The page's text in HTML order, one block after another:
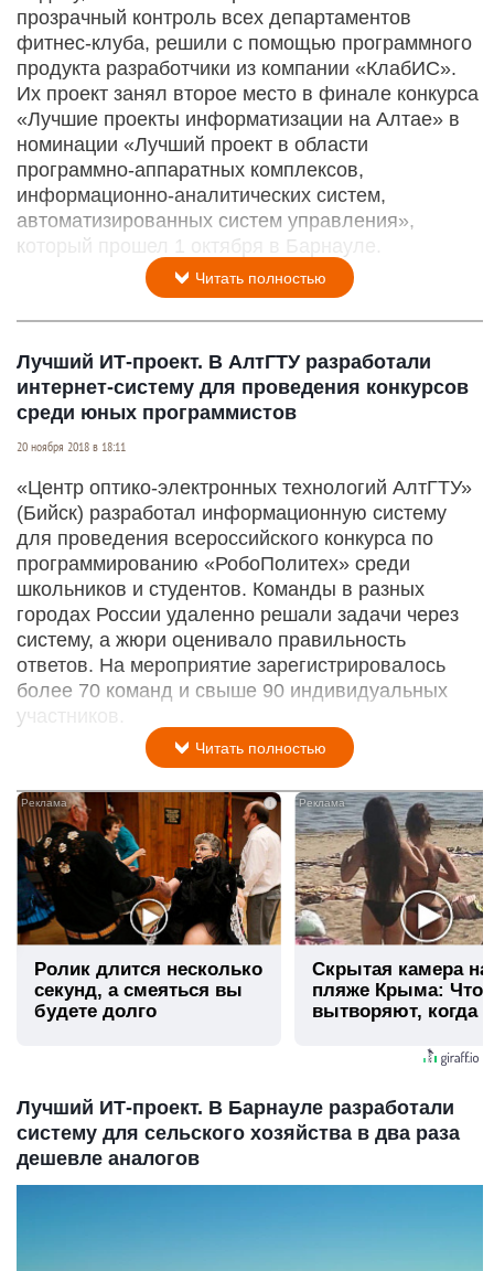
прозрачный контроль всех департаментов
фитнес-клуба, решили с помощью программного
продукта разработчики из компании «КлабИС».
Их проект занял второе место в финале конкурса
«Лучшие проекты информатизации на Алтае» в
номинации «Лучший проект в области
программно-аппаратных комплексов,
информационно-аналитических систем,
автоматизированных систем управления»,
который прошел 1 октября в Барнауле.
Читать полностью
Лучший ИТ-проект. В АлтГТУ разработали
интернет-систему для проведения конкурсов
среди юных программистов
20 ноября 2018 в 18:11
«Центр оптико-электронных технологий АлтГТУ»
(Бийск) разработал информационную систему
для проведения всероссийского конкурса по
программированию «РобоПолитех» среди
школьников и студентов. Команды в разных
городах России удаленно решали задачи через
систему, а жюри оценивало правильность
ответов. На мероприятие зарегистрировалось
более 70 команд и свыше 90 индивидуальных
участников.
Читать полностью
i
Ролик длится несколько
секунд, а смеяться вы
будете долго
Скрытая камера на
пляже Крыма: Что
вытворяют, когда
Лучший ИТ-проект. В Барнауле разработали
систему для сельского хозяйства в два раза
дешевле аналогов